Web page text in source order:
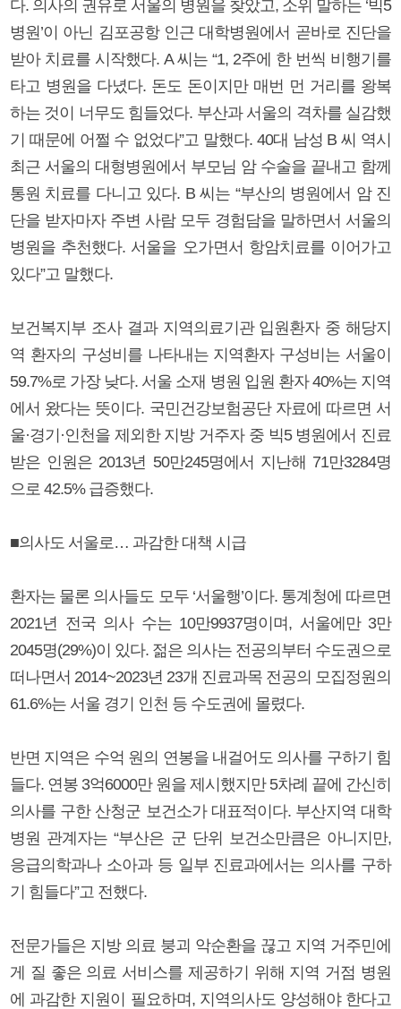
다. 의사의 권유로 서울의 병원을 찾았고, 소위 말하는 ‘빅5
병원’이 아닌 김포공항 인근 대학병원에서 곧바로 진단을
받아 치료를 시작했다. A 씨는 “1, 2주에 한 번씩 비행기를
타고 병원을 다녔다. 돈도 돈이지만 매번 먼 거리를 왕복
하는 것이 너무도 힘들었다. 부산과 서울의 격차를 실감했
기 때문에 어쩔 수 없었다”고 말했다. 40대 남성 B 씨 역시
최근 서울의 대형병원에서 부모님 암 수술을 끝내고 함께
통원 치료를 다니고 있다. B 씨는 “부산의 병원에서 암 진
단을 받자마자 주변 사람 모두 경험담을 말하면서 서울의
병원을 추천했다. 서울을 오가면서 항암치료를 이어가고
있다”고 말했다.
보건복지부 조사 결과 지역의료기관 입원환자 중 해당지
역 환자의 구성비를 나타내는 지역환자 구성비는 서울이
59.7%로 가장 낮다. 서울 소재 병원 입원 환자 40%는 지역
에서 왔다는 뜻이다. 국민건강보험공단 자료에 따르면 서
울·경기·인천을 제외한 지방 거주자 중 빅5 병원에서 진료
받은 인원은 2013년 50만245명에서 지난해 71만3284명
으로 42.5% 급증했다.
■의사도 서울로… 과감한 대책 시급
환자는 물론 의사들도 모두 ‘서울행’이다. 통계청에 따르면
2021년 전국 의사 수는 10만9937명이며, 서울에만 3만
2045명(29%)이 있다. 젊은 의사는 전공의부터 수도권으로
떠나면서 2014~2023년 23개 진료과목 전공의 모집정원의
61.6%는 서울 경기 인천 등 수도권에 몰렸다.
반면 지역은 수억 원의 연봉을 내걸어도 의사를 구하기 힘
들다. 연봉 3억6000만 원을 제시했지만 5차례 끝에 간신히
의사를 구한 산청군 보건소가 대표적이다. 부산지역 대학
병원 관계자는 “부산은 군 단위 보건소만큼은 아니지만,
응급의학과나 소아과 등 일부 진료과에서는 의사를 구하
기 힘들다”고 전했다.
전문가들은 지방 의료 붕괴 악순환을 끊고 지역 거주민에
게 질 좋은 의료 서비스를 제공하기 위해 지역 거점 병원
에 과감한 지원이 필요하며, 지역의사도 양성해야 한다고